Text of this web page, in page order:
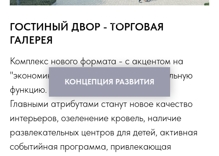
ГОРОДА
КОНЦЕПЦИЯ РАЗВИТИЯ
ГОСТИНЫЙ ДВОР - ТОРГОВАЯ
ГАЛЕРЕЯ
Комплекс нового формата - с акцентом на
"экономику впечатлений" и развлекательную
функцию.
Главными атрибутами станут новое качество
интерьеров, озеленение кровель, наличие
развлекательных центров для детей, активная
событийная программа, привлекающая